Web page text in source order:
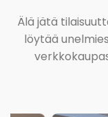
Älä jätä
löytää